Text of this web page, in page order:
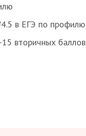
в ЕГЭ по профилю
вторичных баллов